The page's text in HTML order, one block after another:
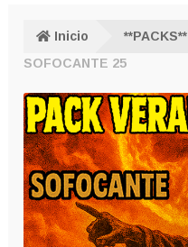
Inicio **PACKS**
SOFOCANTE 25